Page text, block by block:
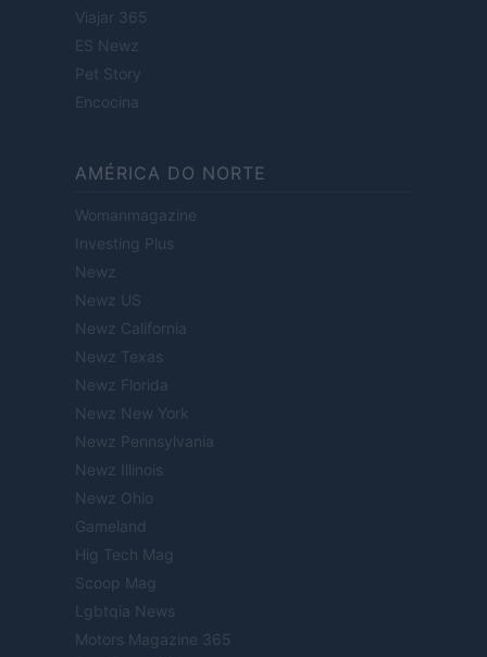
Viajar 365
ES Newz
Pet Story
Encocina
AMÉRICA DO NORTE
Womanmagazine
Investing Plus
Newz
Newz US
Newz California
Newz Texas
Newz Florida
Newz New York
Newz Pennsylvania
Newz Illinois
Newz Ohio
Gameland
Hig Tech Mag
Scoop Mag
Lgbtqia News
Motors Magazine 365